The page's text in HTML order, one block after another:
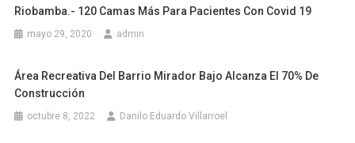
Riobamba.- 120 Camas Más Para Pacientes Con Covid 19
mayo 29, 2020 admin
Área Recreativa Del Barrio Mirador Bajo Alcanza El 70% De
Construcción
octubre 8, 2022 Danilo Eduardo Villarroel